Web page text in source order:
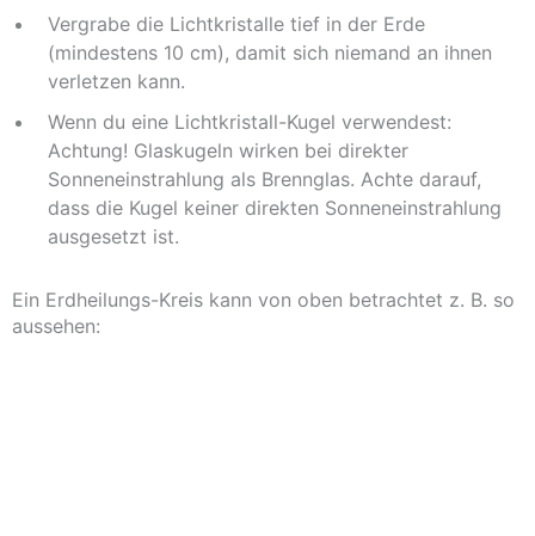
Vergrabe die Lichtkristalle tief in der Erde
(mindestens 10 cm), damit sich niemand an ihnen
verletzen kann.
Wenn du eine Lichtkristall-Kugel verwendest:
Achtung! Glaskugeln wirken bei direkter
Sonneneinstrahlung als Brennglas. Achte darauf,
dass die Kugel keiner direkten Sonneneinstrahlung
ausgesetzt ist.
Ein Erdheilungs-Kreis kann von oben betrachtet z. B. so
aussehen: